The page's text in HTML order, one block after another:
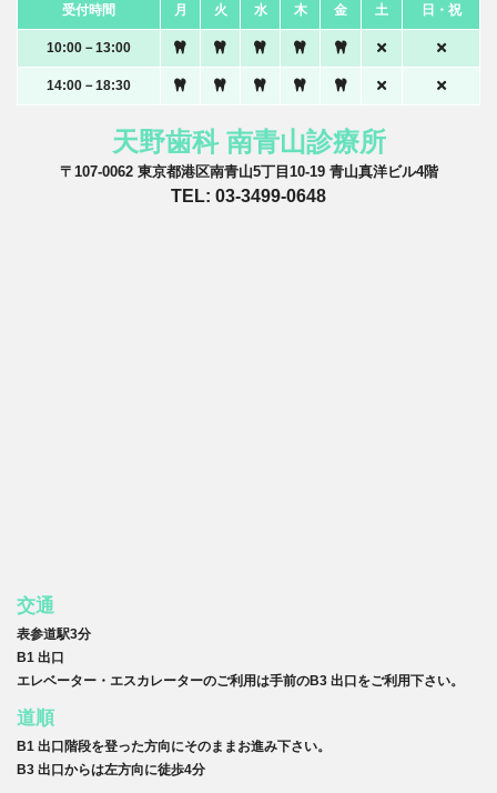
受付時間 月 火 水 木 金 土 日・祝
10:00－13:00
14:00－18:30
天野歯科 南青山診療所
〒107-0062 東京都港区南青山5丁目10-19 青山真洋ビル4階
TEL: 03-3499-0648
交通
表参道駅3分
B1 出口
エレベーター・エスカレーターのご利用は手前のB3 出口をご利用下さい。
道順
B1 出口階段を登った方向にそのままお進み下さい。
B3 出口からは左方向に徒歩4分